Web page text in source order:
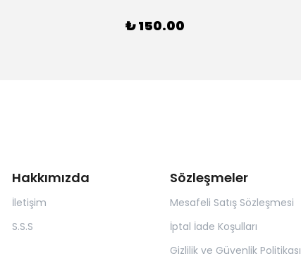
₺ 150.00
Hakkımızda
İletişim
S.S.S
Sözleşmeler
Mesafeli Satış Sözleşmesi
İptal İade Koşulları
Gizlilik ve Güvenlik Politikası